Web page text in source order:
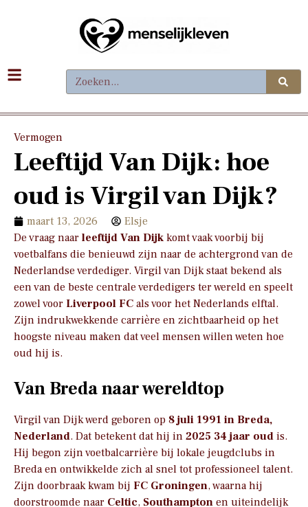
Vermogen
Leeftijd Van Dijk: hoe
oud is Virgil van Dijk?
maart 13, 2026
Elsje
De vraag naar leeftijd Van Dijk komt vaak voorbij bij
voetbalfans die benieuwd zijn naar de achtergrond van de
Nederlandse verdediger. Virgil van Dijk staat bekend als
een van de beste centrale verdedigers ter wereld en speelt
zowel voor Liverpool FC als voor het Nederlands elftal.
Zijn indrukwekkende carrière en zichtbaarheid op het
hoogste niveau maken dat veel mensen willen weten hoe
oud hij is.
Van Breda naar wereldtop
Virgil van Dijk werd geboren op 8 juli 1991 in Breda,
Nederland. Dat betekent dat hij in 2025 34 jaar oud is.
Hij begon zijn voetbalcarrière bij lokale jeugdclubs in
Breda en ontwikkelde zich al snel tot professioneel talent.
Zijn doorbraak kwam bij FC Groningen, waarna hij
doorstroomde naar Celtic, Southampton en uiteindelijk